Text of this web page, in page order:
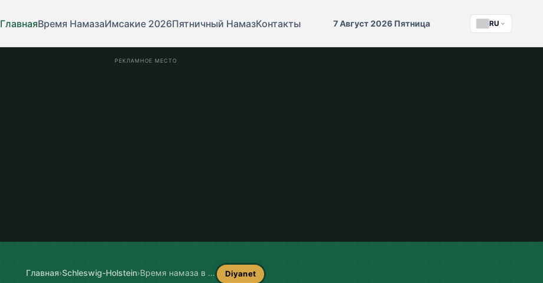
ГлавнаяВремя НамазаИмсакие 2026Пятничный НамазКонтакты 7 Август 2026 Пятница RU
РЕКЛАМНОЕ МЕСТО
Главная›Schleswig-Holstein› Время намаза в Husum Diyanet